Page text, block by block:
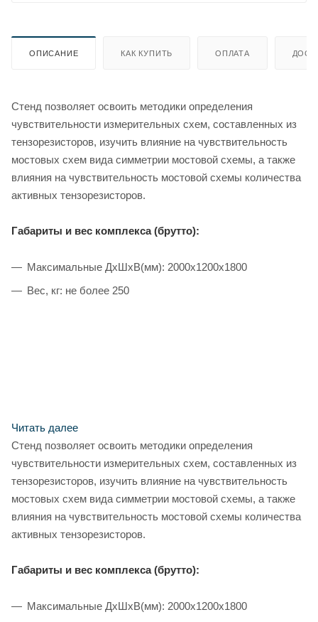
ОПИСАНИЕ КАК КУПИТЬ ОПЛАТА
Стенд позволяет освоить методики определения
чувствительности измерительных схем, составленных из
тензорезисторов, изучить влияние на чувствительность
мостовых схем вида симметрии мостовой схемы, а также
влияния на чувствительность мостовой схемы количества
активных тензорезисторов.
Габариты и вес комплекса (брутто):
Максимальные ДхШхВ(мм): 2000х1200х1800
Вес, кг: не более 250
Читать далее
Стенд позволяет освоить методики определения
чувствительности измерительных схем, составленных из
тензорезисторов, изучить влияние на чувствительность
мостовых схем вида симметрии мостовой схемы, а также
влияния на чувствительность мостовой схемы количества
активных тензорезисторов.
Габариты и вес комплекса (брутто):
Максимальные ДхШхВ(мм): 2000х1200х1800